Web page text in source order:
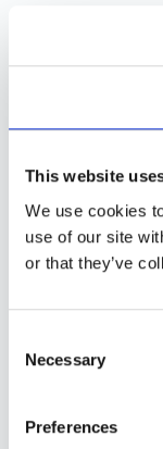
This website
We use cookies
use of our site
or that they’ve
Selection
Necessary
Preferences